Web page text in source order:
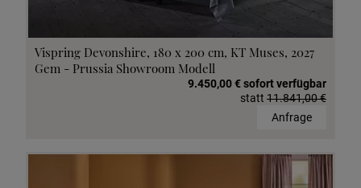
Vispring Devonshire, 180 x 200 cm, KT Muses, 2027
Gem - Prussia Showroom Modell
9.450,00 € sofort verfügbar
statt 11.841,00 €
Anfrage